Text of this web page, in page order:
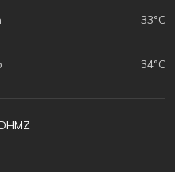
33°C
34°C